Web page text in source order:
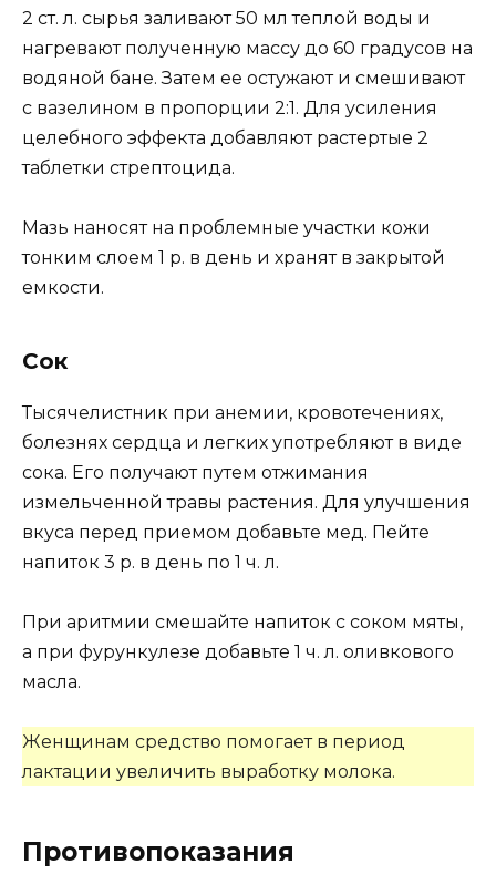
2 ст. л. сырья заливают 50 мл теплой воды и
нагревают полученную массу до 60 градусов на
водяной бане. Затем ее остужают и смешивают
с вазелином в пропорции 2:1. Для усиления
целебного эффекта добавляют растертые 2
таблетки стрептоцида.
Мазь наносят на проблемные участки кожи
тонким слоем 1 р. в день и хранят в закрытой
емкости.
Сок
Тысячелистник при анемии, кровотечениях,
болезнях сердца и легких употребляют в виде
сока. Его получают путем отжимания
измельченной травы растения. Для улучшения
вкуса перед приемом добавьте мед. Пейте
напиток 3 р. в день по 1 ч. л.
При аритмии смешайте напиток с соком мяты,
а при фурункулезе добавьте 1 ч. л. оливкового
масла.
Женщинам средство помогает в период
лактации увеличить выработку молока.
Противопоказания